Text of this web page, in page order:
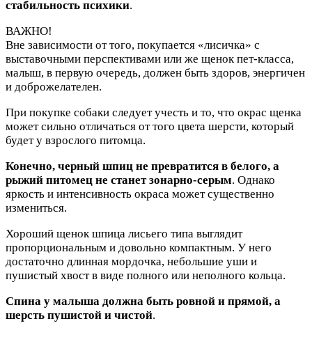
стабильность психики.
ВАЖНО!
Вне зависимости от того, покупается «лисичка» с
выставочными перспективами или же щенок пет-класса,
малыш, в первую очередь, должен быть здоров, энергичен
и доброжелателен.
При покупке собаки следует учесть и то, что окрас щенка
может сильно отличаться от того цвета шерсти, который
будет у взрослого питомца.
Конечно, черный шпиц не превратится в белого, а
рыжий питомец не станет зонарно-серым. Однако
яркость и интенсивность окраса может существенно
измениться.
Хороший щенок шпица лисьего типа выглядит
пропорциональным и довольно компактным. У него
достаточно длинная мордочка, небольшие уши и
пушистый хвост в виде полного или неполного кольца.
Спина у малыша должна быть ровной и прямой, а
шерсть пушистой и чистой.